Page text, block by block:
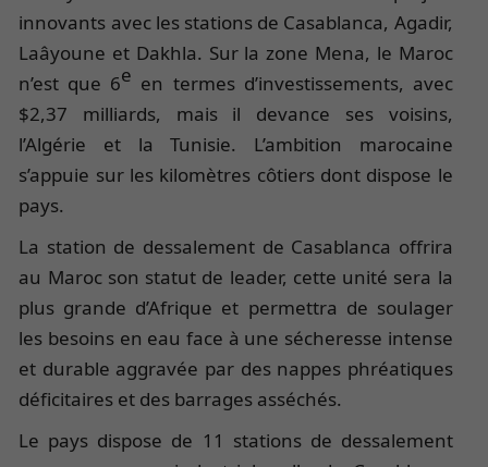
innovants avec les stations de Casablanca, Agadir,
Laâyoune et Dakhla. Sur la zone Mena, le Maroc
n’est que 6e en termes d’investissements, avec
$2,37 milliards, mais il devance ses voisins,
l’Algérie et la Tunisie. L’ambition marocaine
s’appuie sur les kilomètres côtiers dont dispose le
pays.
La station de dessalement de Casablanca offrira
au Maroc son statut de leader, cette unité sera la
plus grande d’Afrique et permettra de soulager
les besoins en eau face à une sécheresse intense
et durable aggravée par des nappes phréatiques
déficitaires et des barrages asséchés.
Le pays dispose de 11 stations de dessalement